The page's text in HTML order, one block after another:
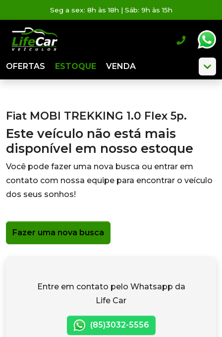
Seg a sex: 8h às 18h | Sáb: 9h às 15h
OFERTAS ESTOQUE VENDA
Fiat MOBI TREKKING 1.0 Flex 5p.
Este veículo não está mais
disponível em nosso estoque
Você pode fazer uma nova busca ou entrar em
contato com nossa equipe para encontrar o veículo
dos seus sonhos!
Fazer uma nova busca
Entre em contato pelo Whatsapp da
Life Car
(85)3032-5556